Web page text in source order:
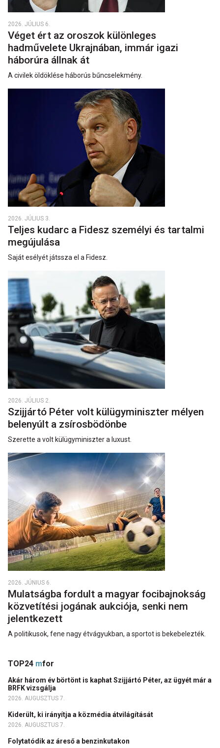
2026. JÚLIUS 6.
Véget ért az oroszok különleges
hadművelete Ukrajnában, immár igazi
háborúra állnak át
A civilek öldöklése háborús bűncselekmény.
2026. JÚLIUS 3.
Teljes kudarc a Fidesz személyi és tartalmi
megújulása
Saját esélyét játssza el a Fidesz.
2026. JÚLIUS 2.
Szijjártó Péter volt külügyminiszter mélyen
belenyúlt a zsírosbödönbe
Szerette a volt külügyminiszter a luxust.
2026. JÚNIUS 6.
Mulatságba fordult a magyar focibajnokság
közvetítési jogának aukciója, senki nem
jelentkezett
A politikusok, fene nagy étvágyukban, a sportot is bekebelezték.
TOP24 mfor
Akár három év börtönt is kaphat Szijjártó Péter, az ügyét már a
BRFK vizsgálja
2026. AUGUSZTUS 7.
Kiderült, ki irányítja a közmédia átvilágítását
2026. AUGUSZTUS 7.
Folytatódik az áreső a benzinkutakon